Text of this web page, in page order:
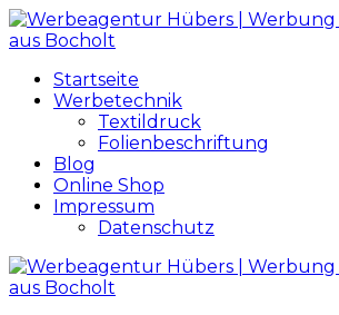
Startseite
Werbetechnik
Textildruck
Folienbeschriftung
Blog
Online Shop
Impressum
Datenschutz